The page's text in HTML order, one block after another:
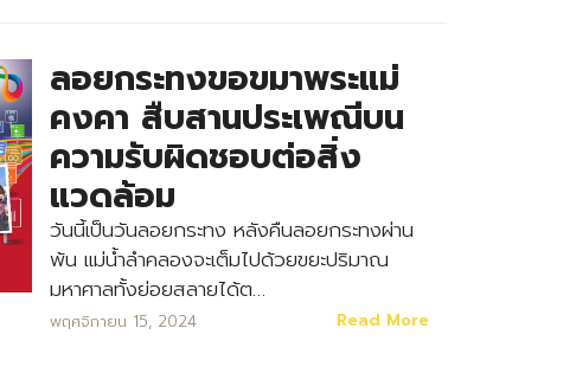
Search
for:
ลอยกระทงขอขมาพระแม่
คงคา สืบสานประเพณีบน
ความรับผิดชอบต่อสิ่ง
แวดล้อม
วันนี้เป็นวันลอยกระทง หลังคืนลอยกระทงผ่าน
พ้น แม่น้ำลำคลองจะเต็มไปด้วยขยะปริมาณ
มหาศาลทั้งย่อยสลายได้ต…
พฤศจิกายน 15, 2024 Read More